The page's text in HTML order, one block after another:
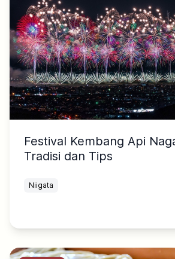
Festival Kembang Api
Tradisi dan Tips
Niigata